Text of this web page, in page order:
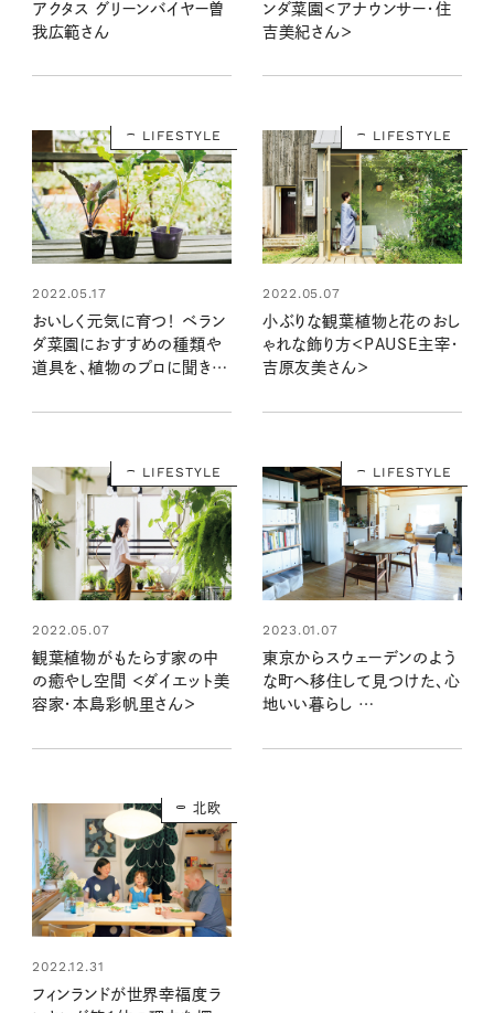
アクタス グリーンバイヤー曽
我広範さん
ンダ菜園＜アナウンサー・住
吉美紀さん＞
LIFESTYLE
2022.05.17
おいしく元気に育つ！ ベラン
ダ菜園におすすめの種類や
道具を、植物のプロに聞きま
LIFESTYLE
2022.05.07
小ぶりな観葉植物と花のおし
ゃれな飾り方＜PAUSE主宰・
吉原友美さん＞
LIFESTYLE
2022.05.07
観葉植物がもたらす家の中
の癒やし空間 ＜ダイエット美
容家・本島彩帆里さん＞
LIFESTYLE
2023.01.07
東京からスウェーデンのよう
な町へ移住して見つけた、心
地いい暮らし
夫妻】
北欧
2022.12.31
フィンランドが世界幸福度ラ